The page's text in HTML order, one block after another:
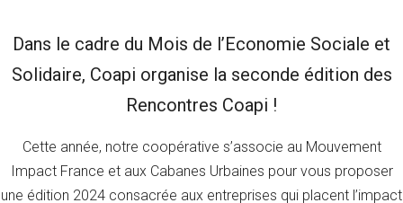
Dans le cadre du Mois de l’Economie Sociale et
Solidaire, Coapi organise la seconde édition des
Rencontres Coapi !
Cette année, notre coopérative s’associe au Mouvement
Impact France et aux Cabanes Urbaines pour vous proposer
une édition 2024 consacrée aux entreprises qui placent l’impact